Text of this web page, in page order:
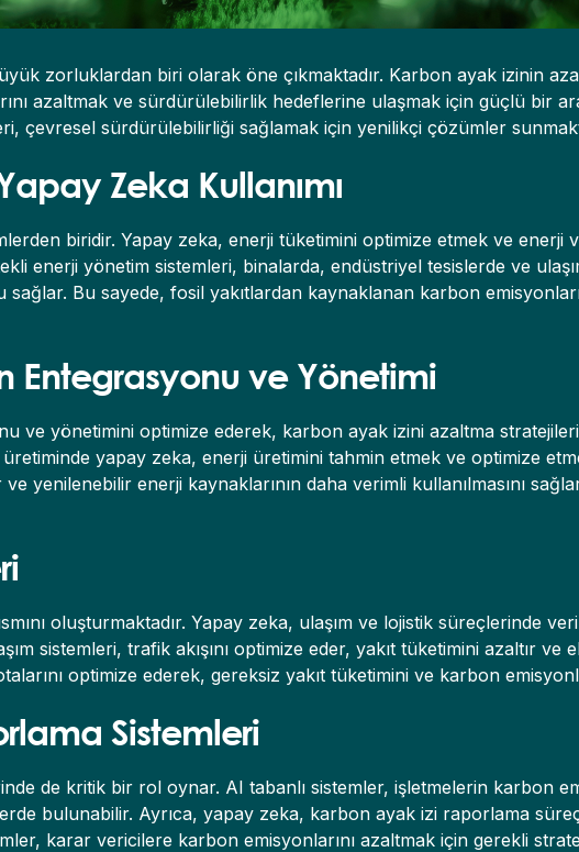
zorluklardan biri olarak öne çıkmaktadır. Karbon ayak izinin
azaltmak ve sürdürülebilirlik hedeflerine ulaşmak için güçlü bir
çevresel sürdürülebilirliği sağlamak için yenilikçi çözümler
Zeka Kullanımı
biridir. Yapay zeka, enerji tüketimini optimize etmek ve enerji
enerji yönetim sistemleri, binalarda, endüstriyel tesislerde ve
Bu sayede, fosil yakıtlardan kaynaklanan karbon
Entegrasyonu ve Yönetimi
ve yönetimini optimize ederek, karbon ayak izini azaltma
yapay zeka, enerji üretimini tahmin etmek ve optimize
ve yenilenebilir enerji kaynaklarının daha verimli kullanılmasını
oluşturmaktadır. Yapay zeka, ulaşım ve lojistik süreçlerinde
sistemleri, trafik akışını optimize eder, yakıt tüketimini azaltır ve
optimize ederek, gereksiz yakıt tüketimini ve karbon
Sistemleri
de kritik bir rol oynar. AI tabanlı sistemler, işletmelerin karbon
bulunabilir. Ayrıca, yapay zeka, karbon ayak izi raporlama
karar vericilere karbon emisyonlarını azaltmak için gerekli